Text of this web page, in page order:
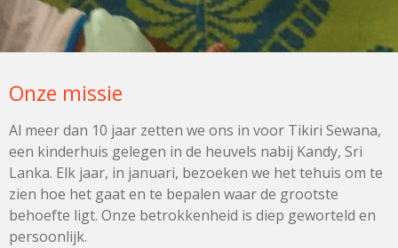
Onze missie
Al meer dan 10 jaar zetten we ons in voor Tikiri Sewana,
een kinderhuis gelegen in de heuvels nabij Kandy, Sri
Lanka. Elk jaar, in januari, bezoeken we het tehuis om te
zien hoe het gaat en te bepalen waar de grootste
behoefte ligt. Onze betrokkenheid is diep geworteld en
persoonlijk.